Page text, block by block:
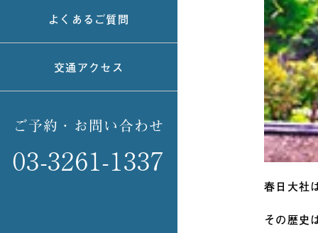
よくあるご質問
交通アクセス
ご予約・お問い合わせ
03-3261-1337
春日大社
その歴史